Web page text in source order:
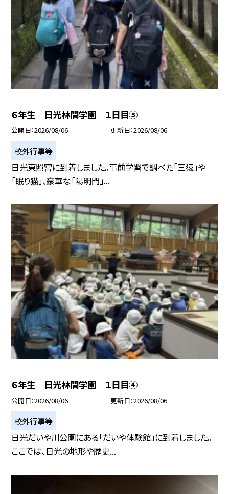
６年生 日光林間学園 １日目⑤
公開日 2026/08/06 更新日 2026/08/06
校外行事等
日光東照宮に到着しました。事前学習で調べた「三猿」や
「眠り猫」、豪華な「陽明門」...
６年生 日光林間学園 １日目④
公開日 2026/08/06 更新日 2026/08/06
校外行事等
日光だいや川公園にある「だいや体験館」に到着しました。
ここでは、日光の地形や歴史...